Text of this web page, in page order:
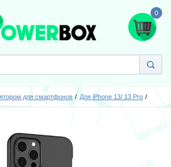
0
для смартфонов Для iPhone 13/ 13 Pro